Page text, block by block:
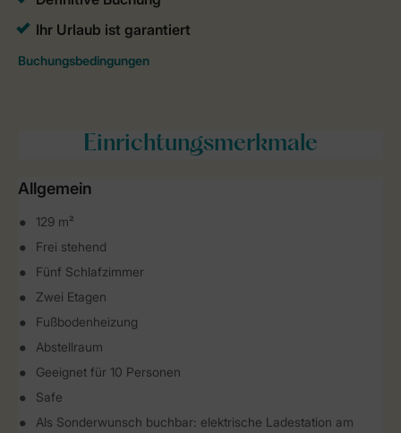
Einrichtungsmerkmale
Allgemein
129 m²
Frei stehend
Fünf Schlafzimmer
Zwei Etagen
Fußbodenheizung
Abstellraum
Geeignet für 10 Personen
Safe
Als Sonderwunsch buchbar: elektrische Ladestation am